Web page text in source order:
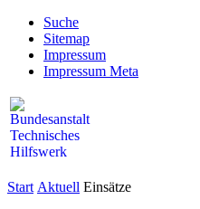
Suche
Sitemap
Impressum
Impressum Meta
Start Aktuell Einsätze